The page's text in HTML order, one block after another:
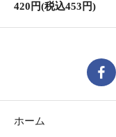
420円(税込453円)
ホーム